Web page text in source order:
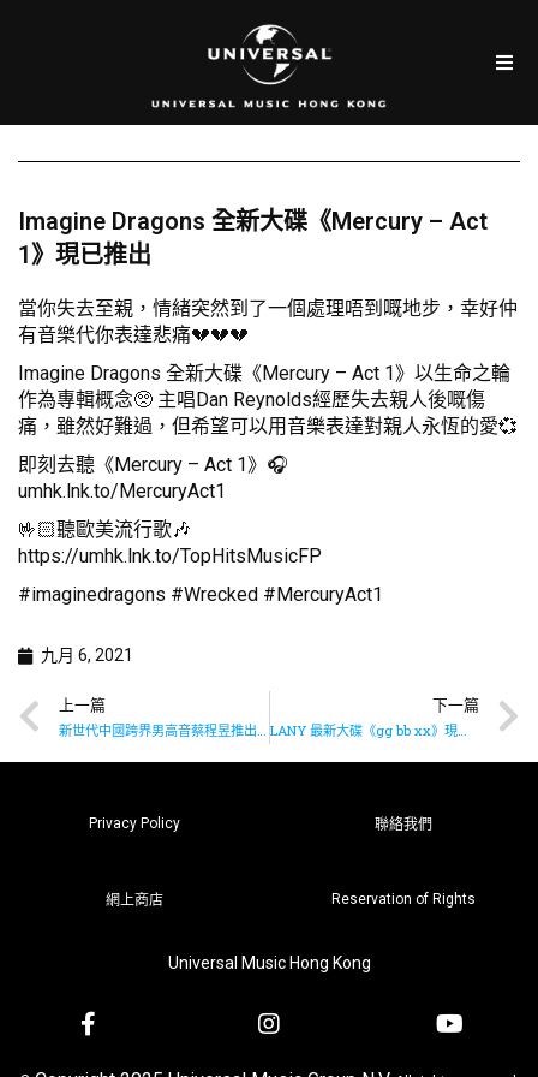
Imagine Dragons 全新大碟《Mercury – Act
1》現已推出
當你失去至親，情緒突然到了一個處理唔到嘅地步，幸好仲
有音樂代你表達悲痛💔💔💔
Imagine Dragons 全新大碟《Mercury – Act 1》以生命之輪
作為專輯概念🥺 主唱Dan Reynolds經歷失去親人後嘅傷
痛，雖然好難過，但希望可以用音樂表達對親人永恆的愛💞
即刻去聽《Mercury – Act 1》🎧
umhk.lnk.to/MercuryAct1
🤟🏻聽歐美流行歌🎶
https://umhk.lnk.to/TopHitsMusicFP
#imaginedragons #Wrecked #MercuryAct1
九月 6, 2021
上一篇
新世代中國跨界男高音蔡程昱推出最新單曲《像光陪影子一樣》
下一篇
LANY 最新大碟《gg bb xx》現已推出
Privacy Policy 聯絡我們
網上商店 Reservation of Rights
Universal Music Hong Kong